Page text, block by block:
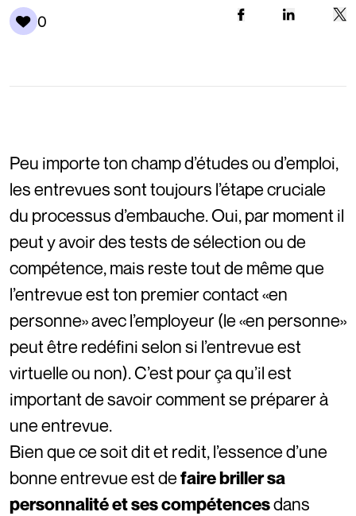
0
Peu importe ton champ d’études ou d’emploi,
les entrevues sont toujours l’étape cruciale
du processus d’embauche. Oui, par moment il
peut y avoir des tests de sélection ou de
compétence, mais reste tout de même que
l’entrevue est ton premier contact «en
personne» avec l’employeur (le «en personne»
peut être redéfini selon si l’entrevue est
virtuelle ou non). C’est pour ça qu’il est
important de savoir comment se préparer à
une entrevue.
Bien que ce soit dit et redit, l’essence d’une
bonne entrevue est defaire briller sa
personnalité et ses compétencesdans